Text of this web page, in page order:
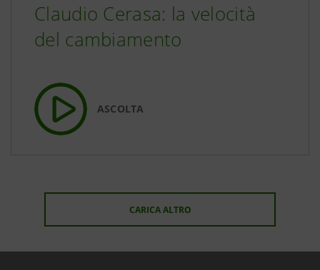
Claudio Cerasa: la velocità
del cambiamento
ASCOLTA
CARICA ALTRO